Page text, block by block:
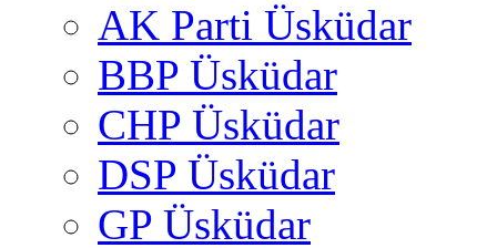
AK Parti Üsküdar
BBP Üsküdar
CHP Üsküdar
DSP Üsküdar
GP Üsküdar